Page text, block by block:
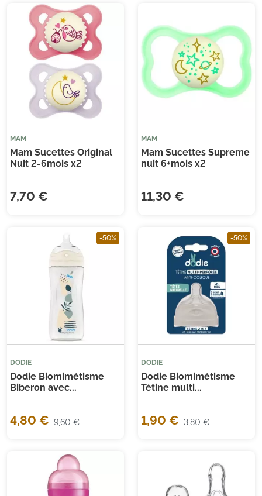
MAM
Mam Sucettes Original
Nuit 2-6mois x2
7,70 €
MAM
Mam Sucettes Supreme
nuit 6+mois x2
11,30 €
-50%
DODIE
Dodie Biomimétisme
Biberon avec...
4,80 € 9,60 €
-50%
DODIE
Dodie Biomimétisme
Tétine multi...
1,90 € 3,80 €